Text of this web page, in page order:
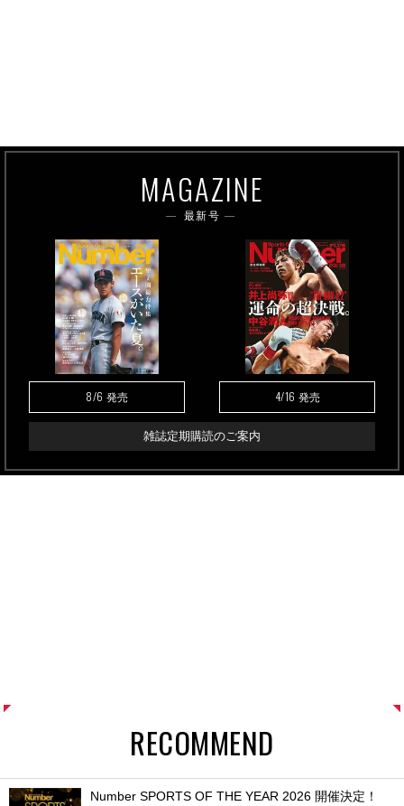
MAGAZINE
最新号
8/6 発売 4/16 発売
雑誌定期購読のご案内
RECOMMEND
Number SPORTS OF THE YEAR 2026 開催決定！